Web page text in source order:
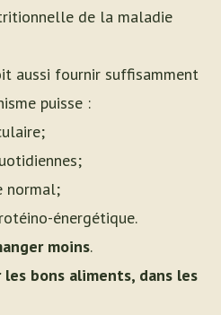
de la maladie
aussi fournir suffisamment
puisse :
normal;
énergétique.
moins.
les bons aliments, dans les